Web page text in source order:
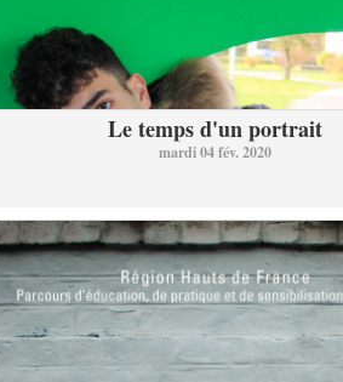
Le temps d'un portrait
mardi 04 fév. 2020